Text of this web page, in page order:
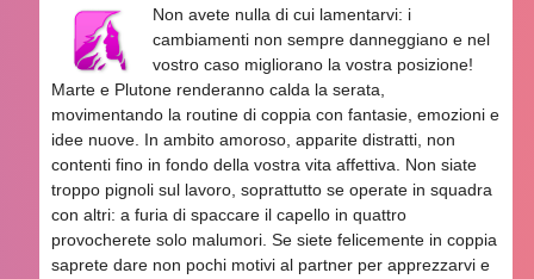
Non avete nulla di cui lamentarvi: i
cambiamenti non sempre danneggiano e nel
vostro caso migliorano la vostra posizione!
Marte e Plutone renderanno calda la serata,
movimentando la routine di coppia con fantasie, emozioni e
idee nuove. In ambito amoroso, apparite distratti, non
contenti fino in fondo della vostra vita affettiva. Non siate
troppo pignoli sul lavoro, soprattutto se operate in squadra
con altri: a furia di spaccare il capello in quattro
provocherete solo malumori. Se siete felicemente in coppia
saprete dare non pochi motivi al partner per apprezzarvi e